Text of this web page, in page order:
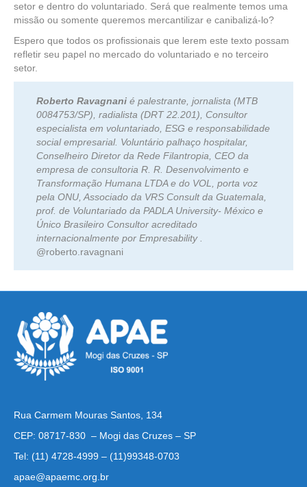
setor e dentro do voluntariado. Será que realmente temos uma
missão ou somente queremos mercantilizar e canibalizá-lo?
Espero que todos os profissionais que lerem este texto possam
refletir seu papel no mercado do voluntariado e no terceiro
setor.
Roberto Ravagnani é palestrante, jornalista (MTB
0084753/SP), radialista (DRT 22.201), Consultor
especialista em voluntariado, ESG e responsabilidade
social empresarial. Voluntário palhaço hospitalar,
Conselheiro Diretor da Rede Filantropia, CEO da
empresa de consultoria R. R. Desenvolvimento e
Transformação Humana LTDA e do VOL, porta voz
pela ONU, Associado da VRS Consult da Guatemala,
prof. de Voluntariado da PADLA University- México e
Único Brasileiro Consultor acreditado
internacionalmente por Empresability .
@roberto.ravagnani
Rua Carmem Mouras Santos, 134
CEP: 08717-830 – Mogi das Cruzes – SP
Tel: (11) 4728-4999 – (11)99348-0703
apae@apaemc.org.br